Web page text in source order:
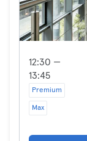
12:30 —
13:45
Premium
Max